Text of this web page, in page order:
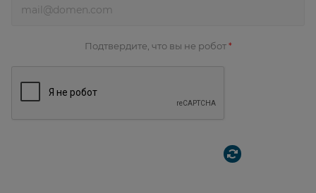
Подтвердите, что вы не робот *